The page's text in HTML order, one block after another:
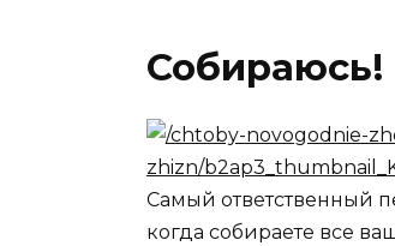
Собираюсь!
Самый ответственный
когда собираете все